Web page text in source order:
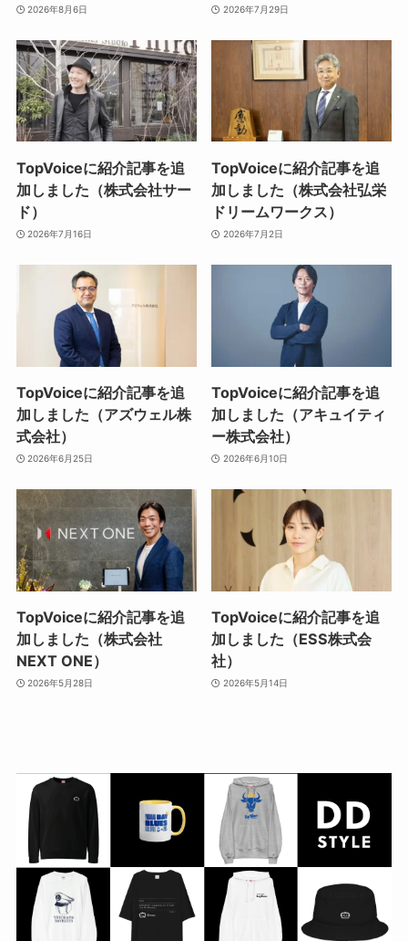
2026年8月6日 2026年7月29日
TopVoiceに紹介記事を追
加しました（株式会社サー
ド）
2026年7月16日
TopVoiceに紹介記事を追
加しました（株式会社弘栄
ドリームワークス）
2026年7月2日
TopVoiceに紹介記事を追
加しました（アズウェル株
式会社）
2026年6月25日
TopVoiceに紹介記事を追
加しました（アキュイティ
ー株式会社）
2026年6月10日
TopVoiceに紹介記事を追
加しました（株式会社
NEXT ONE）
2026年5月28日
TopVoiceに紹介記事を追
加しました（ESS株式会
社）
2026年5月14日